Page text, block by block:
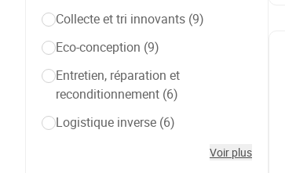
Collecte et tri innovants (9)
Eco-conception (9)
Entretien, réparation et
reconditionnement (6)
Logistique inverse (6)
Voir plus